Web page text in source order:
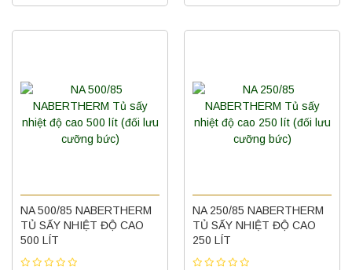
NA 500/85 NABERTHERM
TỦ SẤY NHIỆT ĐỘ CAO
500 LÍT
NA 250/85 NABERTHERM
TỦ SẤY NHIỆT ĐỘ CAO
250 LÍT
Nồi hấp chân không BKQ-B50V BIOBASE
(50 Lít) – Giải pháp tiệt trùng hiệu quả